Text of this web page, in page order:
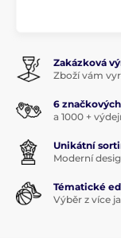
Zakázková
Zboží vám
6
a 1000 +
Unikátní
Moderní
Tématické
Výběr z více